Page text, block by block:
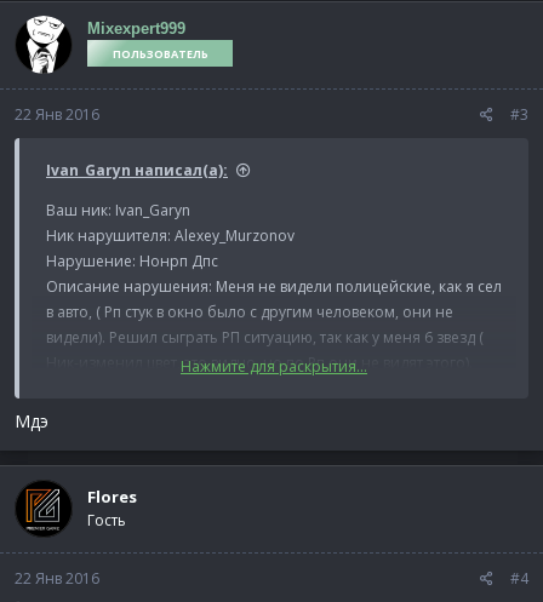
Mixexpert999
ПОЛЬЗОВАТЕЛЬ
22 Янв 2016 #3
Ivan_Garyn написал(а):
Ваш ник: Ivan_Garyn
Ник нарушителя: Alexey_Murzonov
Нарушение: Нонрп Дпс
Описание нарушения: Меня не видели полицейские, как я сел
в авто, ( Рп стук в окно было с другим человеком, они не
видели). Решил сыграть РП ситуацию, так как у меня 6 звезд (
Ник-изменил цвет, это видно, но по Рп они не видят этого).
Фотография
Фотография
Фотография
Фотография
Нажмите для раскрытия...
Мдэ
Flores
Гость
22 Янв 2016 #4